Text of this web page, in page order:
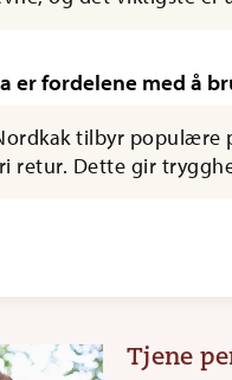
er fordelene med å
tilbyr populære
retur. Dette gir
Tjene